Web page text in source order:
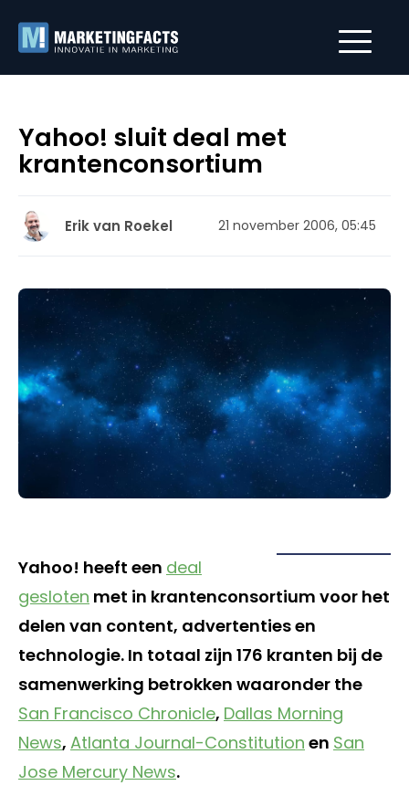
Yahoo! sluit deal met
krantenconsortium
Erik van Roekel 21 november 2006, 05:45
Yahoo! heeft een deal
gesloten met in krantenconsortium voor het
delen van content, advertenties en
technologie. In totaal zijn 176 kranten bij de
samenwerking betrokken waaronder the
San Francisco Chronicle, Dallas Morning
News, Atlanta Journal-Constitution en San
Jose Mercury News.